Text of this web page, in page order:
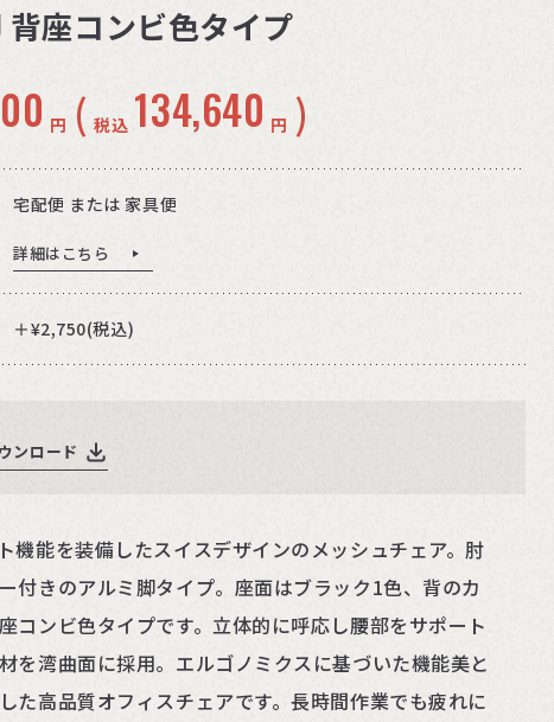
座コンビ色タイプ
円 ( 税込 134,640 円 )
宅配便 または 家具便
詳細はこちら
＋¥2,750(税込)
ンロード
機能を装備したスイスデザインのメッシュチェア。肘
付きのアルミ脚タイプ。座面はブラック1色、背のカ
コンビ色タイプです。立体的に呼応し腰部をサポート
を湾曲面に採用。エルゴノミクスに基づいた機能美と
た高品質オフィスチェアです。長時間作業でも疲れに